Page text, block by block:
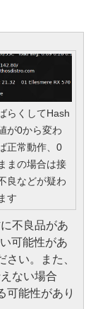
らくしてHash
が0から変わ
正常動作、0
まの場合は接
良などが疑わ
す
不良品があ
可能性があ
い。また、
ない場合
可能性があり